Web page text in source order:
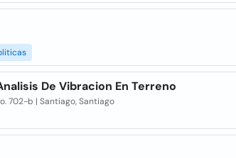
De Vibracion En Terreno
702-b | Santiago, Santiago